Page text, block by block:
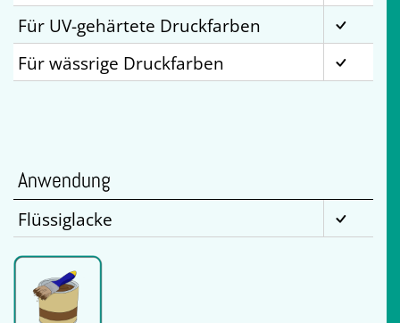
Für UV-gehärtete Druckfarben
Für wässrige Druckfarben
Anwendung
Flüssiglacke